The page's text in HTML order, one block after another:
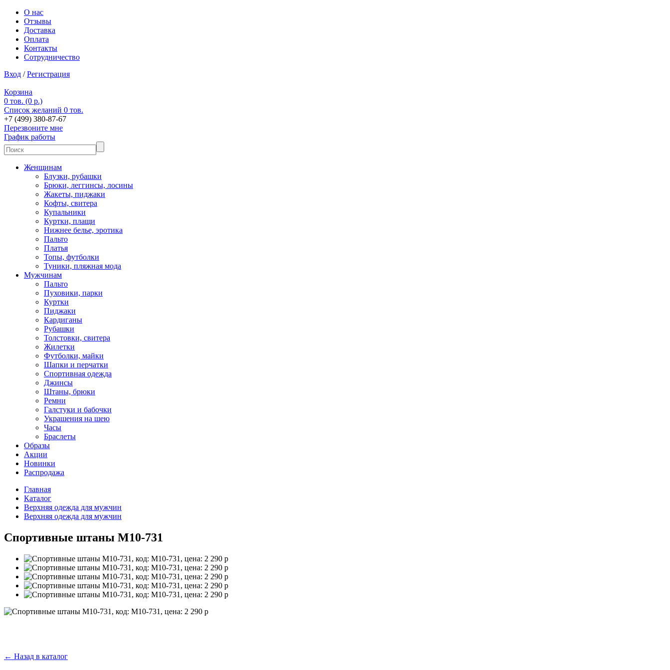
О нас
Отзывы
Доставка
Оплата
Контакты
Сотрудничество
Вход /Регистрация
Корзина
0 тов. (0 р.)
Список желаний 0 тов.
+7 (499) 380-87-67
Перезвоните мне
График работы
Женщинам
Блузки, рубашки
Брюки, леггинсы, лосины
Жакеты, пиджаки
Кофты, свитера
Купальники
Куртки, плащи
Нижнее белье, эротика
Пальто
Платья
Топы, футболки
Туники, пляжная мода
Мужчинам
Пальто
Пуховики, парки
Куртки
Пиджаки
Кардиганы
Рубашки
Толстовки, свитера
Жилетки
Футболки, майки
Шапки и перчатки
Спортивная одежда
Джинсы
Штаны, брюки
Ремни
Галстуки и бабочки
Украшения на шею
Часы
Браслеты
Образы
Акции
Новинки
Распродажа
Главная
Каталог
Верхняя одежда для мужчин
Верхняя одежда для мужчин
Спортивные штаны M10-731
← Назад в каталог